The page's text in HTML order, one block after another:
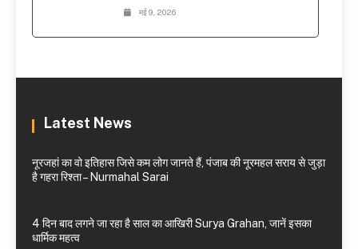
मई 9, 2026
Latest News
नूरजहां का वो इतिहास जिसे कम लोग जानते हैं, पंजाब की नूरमहल सराय से जुड़ा
है गहरा रिश्ता – Nurmahal Sarai
4 दिन बाद लगने जा रहा है साल का आखिरी Surya Grahan, जानें इसका
धार्मिक महत्व